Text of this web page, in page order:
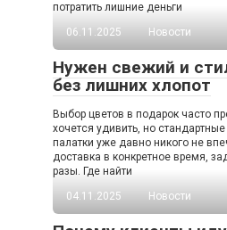
потратить лишние деньги
06.11.2025
Новости
Нужен свежий и
без лишних хлопот
Выбор цветов в подарок часто
хочется удивить, но
палатки уже давно никого не
доставка в конкретное время,
разы. Где найти
04.11.2025
Новости